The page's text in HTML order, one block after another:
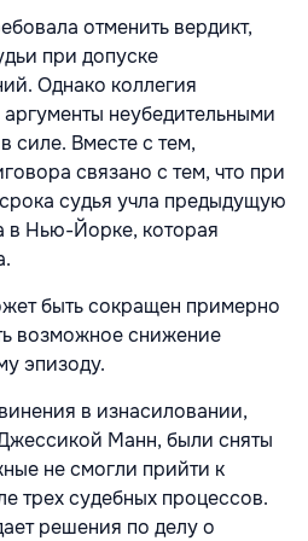
отменить вердикт,
при допуске
Однако коллегия
неубедительными
силе. Вместе с тем,
связано с тем, что при
судья учла предыдущую
в Нью-Йорке, которая
быть сокращен примерно
возможное снижение
эпизоду.
в изнасиловании,
Манн, были сняты
не смогли прийти к
трех судебных процессов.
решения по делу о